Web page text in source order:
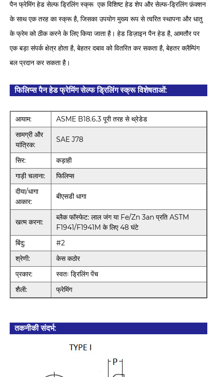
पैन फ्रेमिंग हेड सेल्फ ड्रिलिंग स्क्रू ‌ एक विशिष्ट हेड शेप और सेल्फ-ड्रिलिंग फ़ंक्शन
के साथ एक तरह का स्क्रू है, जिसका उपयोग मुख्य रूप से त्वरित स्थापना और धातु
के फ्रेम को ठीक करने के लिए किया जाता है। हेड डिज़ाइन पैन हेड है, आमतौर पर
एक बड़ा संपर्क क्षेत्र होता है, बेहतर दबाव को वितरित कर सकता है, बेहतर क्लैम्पिंग
बल प्रदान कर सकता है।
फिलिप्स पैन हेड फ्रेमिंग सेल्फ ड्रिलिंग स्क्रू विशेषताओं:
आयाम:
ASME B18.6.3 पूरी तरह से थ्रेडेड
सामग्री और
यांत्रिक:
SAE J78
सिर:
कड़ाही
गाड़ी चलाना:
फिलिप्स
दीया/धागा
आकार:
बीएसडी धागा
खत्म करना:
ब्लैक फॉस्फेट: लाल जंग या Fe/Zn 3an प्रति ASTM
F1941/F1941M के लिए 48 घंटे
बिंदु:
#2
श्रेणी:
केस कठोर
प्रकार:
स्वतः ड्रिलिंग पेंच
शैली:
फ्रेमिंग
तकनीकी संदर्भ: